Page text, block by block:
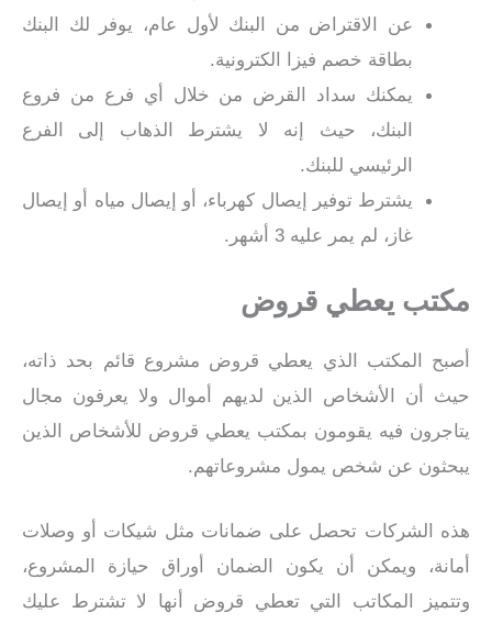
عن الاقتراض من البنك لأول عام، يوفر لك البنك
بطاقة خصم فيزا الكترونية.
يمكنك سداد القرض من خلال أي فرع من فروع
البنك، حيث إنه لا يشترط الذهاب إلى الفرع
الرئيسي للبنك.
يشترط توفير إيصال كهرباء، أو إيصال مياه أو إيصال
غاز، لم يمر عليه 3 أشهر.
مكتب يعطي قروض
أصبح المكتب الذي يعطي قروض مشروع قائم بحد ذاته،
حيث أن الأشخاص الذين لديهم أموال ولا يعرفون مجال
يتاجرون فيه يقومون بمكتب يعطي قروض للأشخاص الذين
يبحثون عن شخص يمول مشروعاتهم.
هذه الشركات تحصل على ضمانات مثل شيكات أو وصلات
أمانة، ويمكن أن يكون الضمان أوراق حيازة المشروع،
وتتميز المكاتب التي تعطي قروض أنها لا تشترط عليك